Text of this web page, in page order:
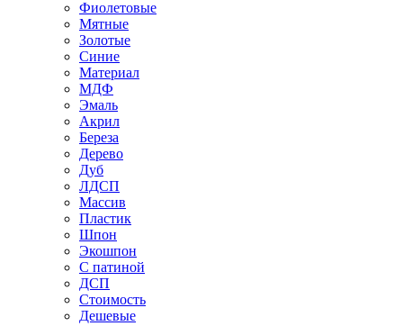
Фиолетовые
Мятные
Золотые
Синие
Материал
МДФ
Эмаль
Акрил
Береза
Дерево
Дуб
ЛДСП
Массив
Пластик
Шпон
Экошпон
С патиной
ДСП
Стоимость
Дешевые